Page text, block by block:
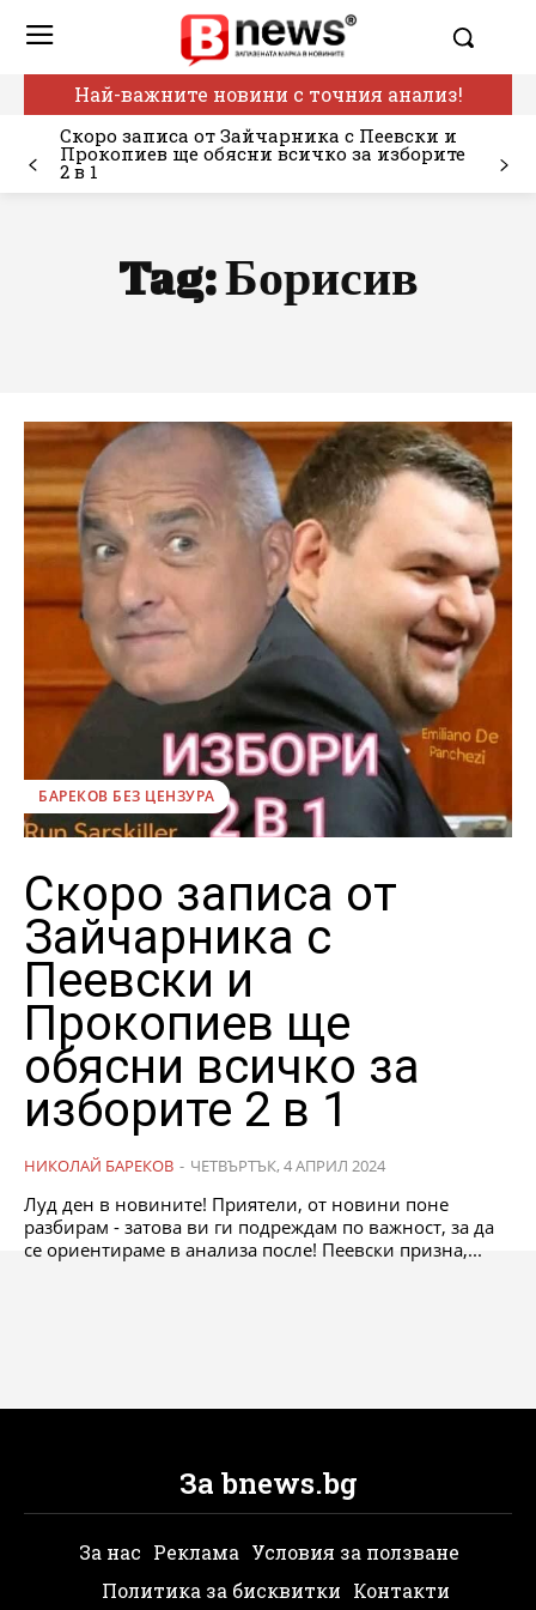
Най-важните новини с точния анализ!
Скоро записа от Зайчарника с Пеевски и
Прокопиев ще обясни всичко за изборите
2 в 1
Tag:Борисив
БАРЕКОВ БЕЗ ЦЕНЗУРА
Скоро записа от
Зайчарника с
Пеевски и
Прокопиев ще
обясни всичко за
изборите 2 в 1
НИКОЛАЙ БАРЕКОВ - ЧЕТВЪРТЪК, 4 АПРИЛ 2024
Луд ден в новините! Приятели, от новини поне
разбирам - затова ви ги подреждам по важност, за да
се ориентираме в анализа после! Пеевски призна,...
За bnews.bg
За нас Реклама Условия за ползване
Политика за бисквитки Контакти